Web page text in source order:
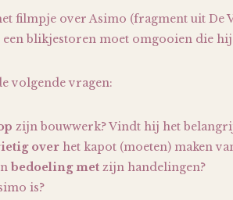
filmpje over Asimo (fragment uit De
blikjestoren moet omgooien die
volgende vragen:
zijn bouwwerk? Vindt hij het
over het kapot (moeten) maken
bedoeling met zijn handelingen?
is?